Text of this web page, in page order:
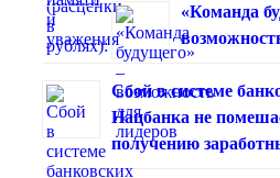
«Команда
Сбой в системе
Нацбанка не
получению